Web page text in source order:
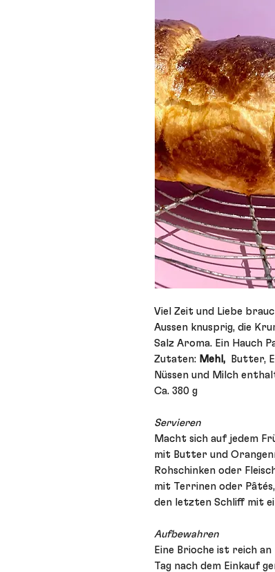
Viel Zeit und Liebe
Aussen knusprig, die
Salz Aroma. Ein Hauch
Zutaten: Mehl, Butter,
Nüssen und Milch
Ca. 380 g
Servieren
Macht sich auf jedem
mit Butter und
Rohschinken oder
mit Terrinen oder
den letzten Schliff mit
Aufbewahren
Eine Brioche ist reich
Tag nach dem Einkauf